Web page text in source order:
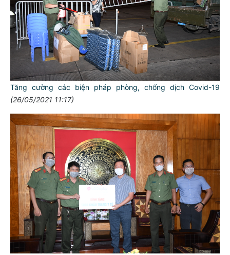
Tăng cường các biện pháp phòng, chống dịch Covid-19
(26/05/2021 11:17)